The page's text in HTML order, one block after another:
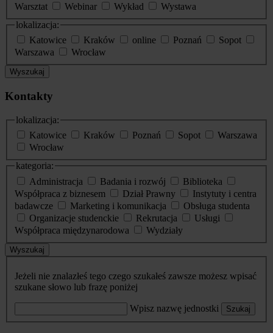
Warsztat
Webinar Wykład
Wystawa
lokalizacja:
Katowice
Kraków online Poznań
Sopot
Warszawa
Wrocław
Wyszukaj
Kontakty
lokalizacja:
Katowice
Kraków Poznań Sopot
Warszawa
Wrocław
kategoria:
Administracja
Badania i rozwój
Biblioteka
Współpraca z biznesem
Dział Prawny
Instytuty i centra
badawcze
Marketing i komunikacja
Obsługa studenta
Organizacje studenckie
Rekrutacja
Usługi
Współpraca międzynarodowa
Wydziały
Wyszukaj
Jeżeli nie znalazłeś tego czego szukałeś zawsze możesz wpisać
szukane słowo lub frazę poniżej
Wpisz nazwę jednostki Szukaj